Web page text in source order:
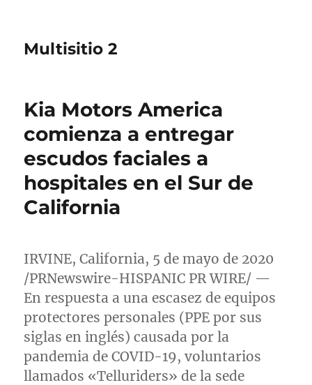
Multisitio 2
Kia Motors America
comienza a entregar
escudos faciales a
hospitales en el Sur de
California
IRVINE, California, 5 de mayo de 2020
/PRNewswire-HISPANIC PR WIRE/ —
En respuesta a una escasez de equipos
protectores personales (PPE por sus
siglas en inglés) causada por la
pandemia de COVID-19, voluntarios
llamados «Telluriders» de la sede